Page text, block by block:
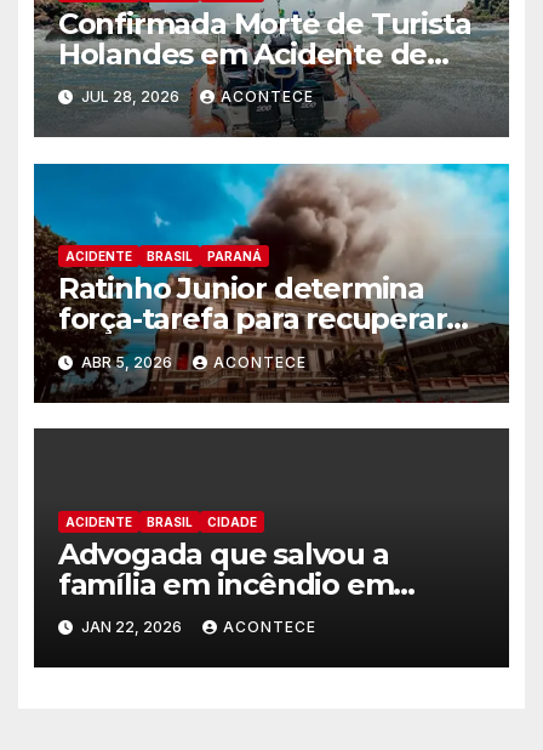
Confirmada Morte de Turista
Holandes em Acidente de
Barco nas Cataratas
JUL 28, 2026 ACONTECE
ACIDENTE BRASIL PARANÁ
Ratinho Junior determina
força-tarefa para recuperar
prédio do Instituto de
Educação de Paranaguá
ABR 5, 2026 ACONTECE
ACIDENTE BRASIL CIDADE
Advogada que salvou a
família em incêndio em
edificio recebe alta médica
JAN 22, 2026 ACONTECE